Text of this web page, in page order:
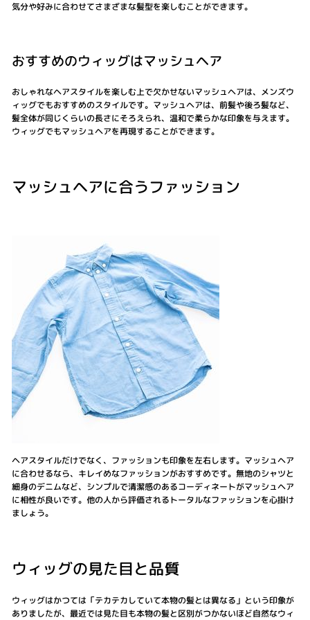
気分や好みに合わせてさまざまな髪型を楽しむことができます。
おすすめのウィッグはマッシュヘア
おしゃれなヘアスタイルを楽しむ上で欠かせないマッシュヘアは、メンズウ
ィッグでもおすすめのスタイルです。マッシュヘアは、前髪や後ろ髪など、
髪全体が同じくらいの長さにそろえられ、温和で柔らかな印象を与えます。
ウィッグでもマッシュヘアを再現することができます。
マッシュヘアに合うファッション
ヘアスタイルだけでなく、ファッションも印象を左右します。マッシュヘア
に合わせるなら、キレイめなファッションがおすすめです。無地のシャツと
細身のデニムなど、シンプルで清潔感のあるコーディネートがマッシュヘア
に相性が良いです。他の人から評価されるトータルなファッションを心掛け
ましょう。
ウィッグの見た目と品質
ウィッグはかつては「テカテカしていて本物の髪とは異なる」という印象が
ありましたが、最近では見た目も本物の髪と区別がつかないほど自然なウィ